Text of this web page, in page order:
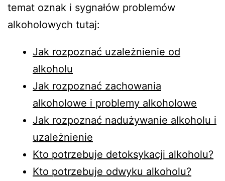
temat oznak i sygnałów problemów
alkoholowych tutaj:
Jak rozpoznać uzależnienie od
alkoholu
Jak rozpoznać zachowania
alkoholowe i problemy alkoholowe
Jak rozpoznać nadużywanie alkoholu i
uzależnienie
Kto potrzebuje detoksykacji alkoholu?
Kto potrzebuje odwyku alkoholu?